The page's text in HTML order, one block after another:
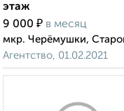
этаж
9 000 ₽ в месяц
мкр. Черёмушки,
Агентство, 01.02.2021